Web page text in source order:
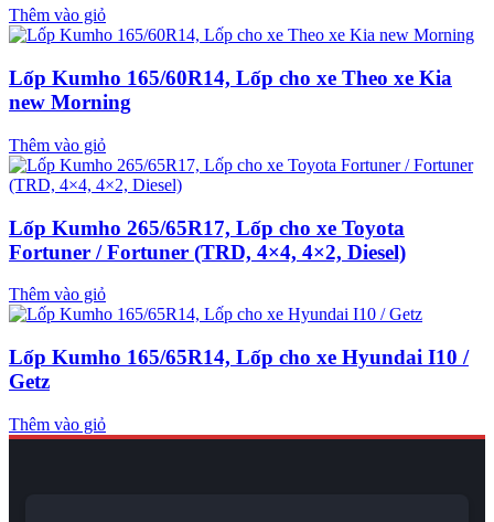
Thêm vào giỏ
Lốp Kumho 165/60R14, Lốp cho xe Theo xe Kia
new Morning
Thêm vào giỏ
Lốp Kumho 265/65R17, Lốp cho xe Toyota
Fortuner / Fortuner (TRD, 4×4, 4×2, Diesel)
Thêm vào giỏ
Lốp Kumho 165/65R14, Lốp cho xe Hyundai I10 /
Getz
Thêm vào giỏ